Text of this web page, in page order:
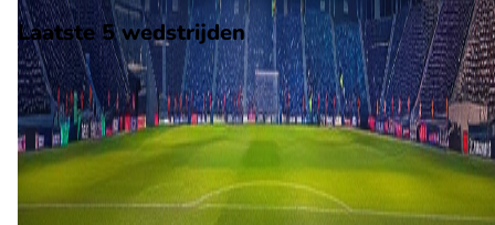
Laatste 5 wedstrijden
H2H
Excelsior
FC Groningen
2 mei2026
FC Groningen
Excelsior